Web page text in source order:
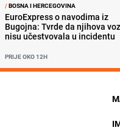
/BOSNA I HERCEGOVINA
EuroExpress o navodima iz
Bugojna: Tvrde da njihova
nisu učestvovala u incidentu
PRIJE OKO 12H